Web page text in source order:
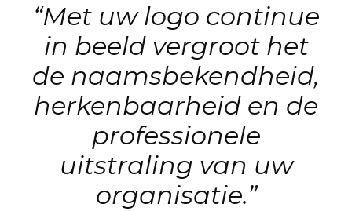
“Met uw logo continue
in beeld vergroot het
de naamsbekendheid,
herkenbaarheid en de
professionele
uitstraling van uw
organisatie.”